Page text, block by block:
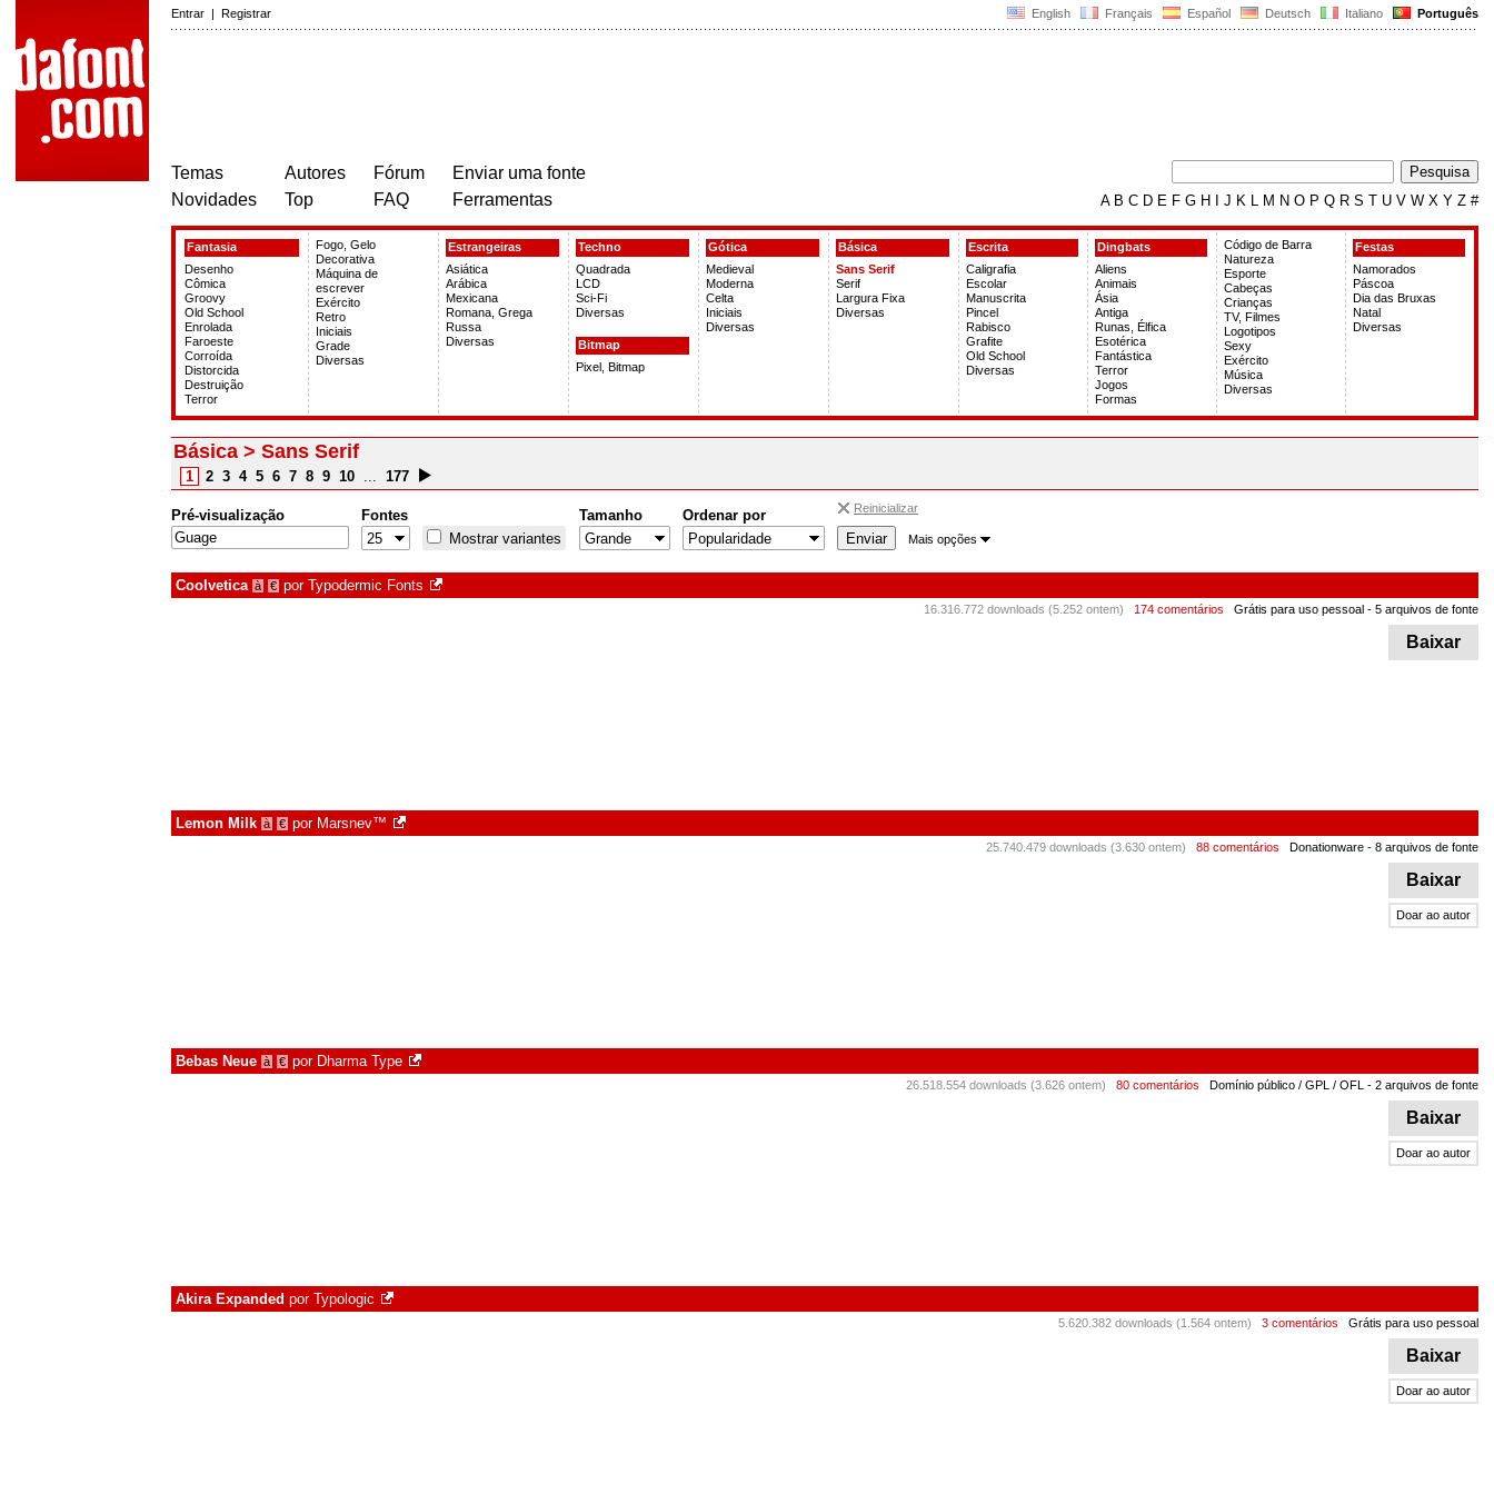
English Français Español Deutsch Italiano Português
Entrar | Registrar
Temas
Novidades
Autores
Top
Fórum
FAQ
Enviar uma fonte
Ferramentas
AB C D E F G H J K L M N O P Q R S T U V W X Y Z #
Fantasia
Desenho
Cômica
Groovy
Old School
Enrolada
Faroeste
Corroída
Distorcida
Destruição
Terror
Fogo, Gelo
Decorativa
Máquina de
escrever
Exército
Retro
Iniciais
Grade
Diversas
Estrangeiras
Asiática
Arábica
Mexicana
Romana, Grega
Russa
Diversas
Techno
Quadrada
LCD
Sci-Fi
Diversas
Bitmap
Pixel, Bitmap
Gótica
Medieval
Moderna
Celta
Iniciais
Diversas
Básica
Sans Serif
Serif
Largura Fixa
Diversas
Escrita
Caligrafia
Escolar
Manuscrita
Pincel
Rabisco
Grafite
Old School
Diversas
Dingbats
Aliens
Animais
Ásia
Antiga
Runas, Élfica
Esotérica
Fantástica
Terror
Jogos
Formas
Código de Barra
Natureza
Esporte
Cabeças
Crianças
TV, Filmes
Logotipos
Sexy
Exército
Música
Diversas
Festas
Namorados
Páscoa
Dia das Bruxas
Natal
Diversas
Básica > Sans Serif
1 2 3 4 5 6 7 8 9 10 ... 177
Pré-visualização
Fontes
Mostrar variantes
Tamanho Ordenar por Reinicializar
Mais opções
Coolvetica à € por Typodermic Fonts
16.316.772 downloads (5.252 ontem) 174 comentários Grátis para uso pessoal - 5 arquivos de fonte
Baixar
Lemon Milk à € por Marsnev™
25.740.479 downloads (3.630 ontem) 88 comentários Donationware - 8 arquivos de fonte
Baixar
Doar ao autor
Bebas Neue à € por Dharma Type
26.518.554 downloads (3.626 ontem) 80 comentários Domínio público / GPL / OFL - 2 arquivos de fonte
Baixar
Doar ao autor
Akira Expanded por Typologic
5.620.382 downloads (1.564 ontem) 3 comentários Grátis para uso pessoal
Baixar
Doar ao autor